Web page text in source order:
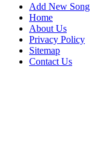
Add New Song
Home
About Us
Privacy Policy
Sitemap
Contact Us